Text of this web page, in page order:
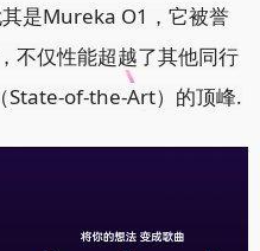
是Mureka O1，它被誉
不仅性能超越了其他同行
State-of-the-Art）的顶峰.